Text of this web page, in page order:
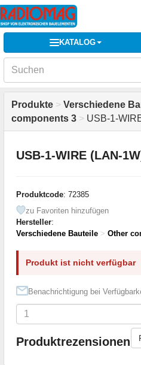
KATALOG
Produkte > Verschiedene
components 3 > USB-1-
USB-1-WIRE (LAN-
Produktcode: 72385
zu Favoriten hinzufügen
Hersteller:
Verschiedene Bauteile > Other
Produkt ist nicht verfügbar
Benachrichtigung bei
Produktrezensionen